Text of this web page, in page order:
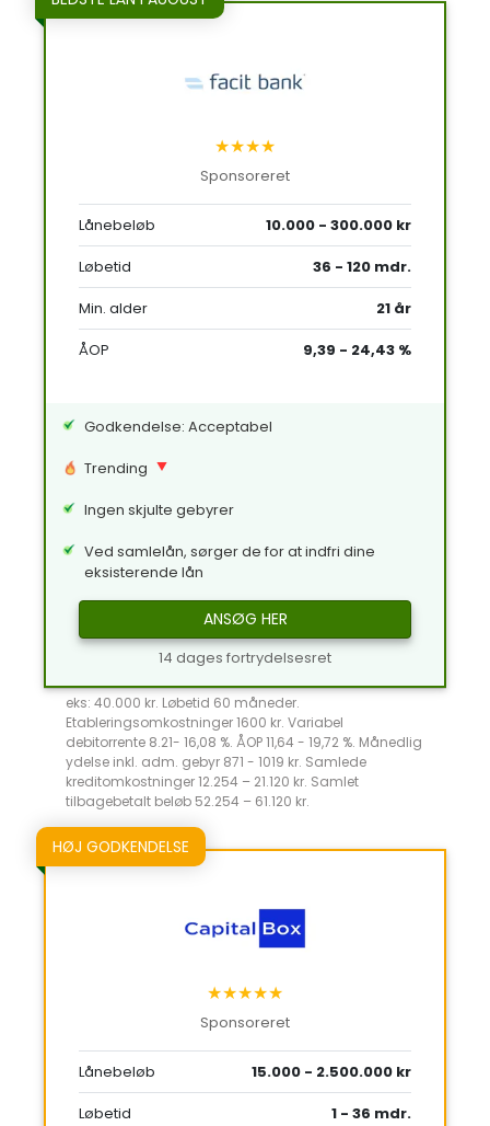
★★★★
Sponsoreret
Lånebeløb
10.000 - 300.000 kr
Løbetid
36 - 120 mdr.
Min. alder
21 år
ÅOP
9,39 - 24,43 %
Godkendelse: Acceptabel
Trending
Ingen skjulte gebyrer
Ved samlelån, sørger de for at indfri dine
eksisterende lån
ANSØG HER
14 dages fortrydelsesret
eks: 40.000 kr. Løbetid 60 måneder.
Etableringsomkostninger 1600 kr. Variabel
debitorrente 8.21- 16,08 %. ÅOP 11,64 - 19,72 %. Månedlig
ydelse inkl. adm. gebyr 871 - 1019 kr. Samlede
kreditomkostninger 12.254 – 21.120 kr. Samlet
tilbagebetalt beløb 52.254 – 61.120 kr.
HØJ GODKENDELSE
★★★★★
Sponsoreret
Lånebeløb
15.000 - 2.500.000 kr
Løbetid
1 - 36 mdr.